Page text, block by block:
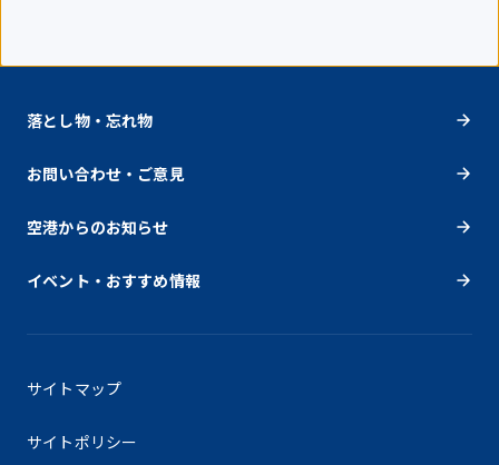
落とし物・忘れ物
お問い合わせ・ご意見
空港からのお知らせ
イベント・おすすめ情報
サイトマップ
サイトポリシー